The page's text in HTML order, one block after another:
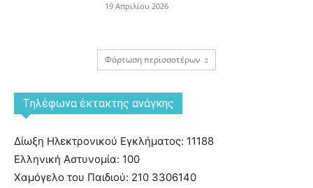
19 Απριλίου 2026
Φόρτωση περισσοτέρων
Tηλέφωνα έκτακτης ανάγκης
Δίωξη Ηλεκτρονικού Εγκλήματος: 11188
Ελληνική Αστυνομία: 100
Χαμόγελο του Παιδιού: 210 3306140